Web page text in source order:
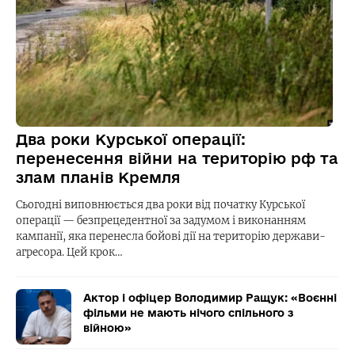
Два роки Курської операції:
перенесення війни на територію рф та
злам планів Кремля
Сьогодні виповнюється два роки від початку Курської
операції — безпрецедентної за задумом і виконанням
кампанії, яка перенесла бойові дії на територію держави-
агресора. Цей крок…
Актор і офіцер Володимир Ращук: «Воєнні
фільми не мають нічого спільного з
війною»